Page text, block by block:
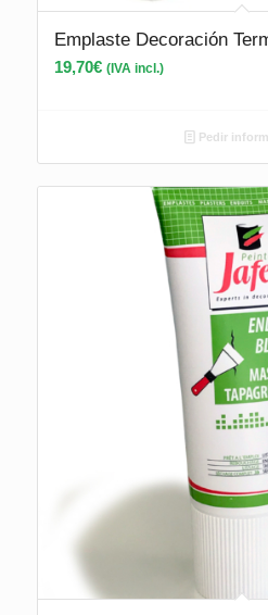
Emplaste Decoración
19,70€ (IVA incl.)
Pedir